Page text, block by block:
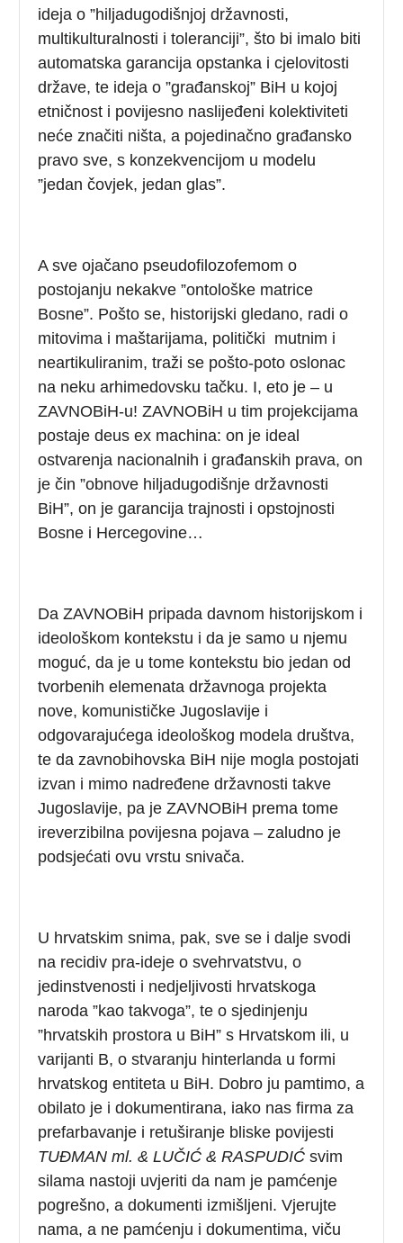
ideja o ”hiljadugodišnjoj državnosti,
multikulturalnosti i toleranciji”, što bi imalo biti
automatska garancija opstanka i cjelovitosti
države, te ideja o ”građanskoj” BiH u kojoj
etničnost i povijesno naslijeđeni kolektiviteti
neće značiti ništa, a pojedinačno građansko
pravo sve, s konzekvencijom u modelu
”jedan čovjek, jedan glas”.
A sve ojačano pseudofilozofemom o
postojanju nekakve ”ontološke matrice
Bosne”. Pošto se, historijski gledano, radi o
mitovima i maštarijama, politički mutnim i
neartikuliranim, traži se pošto-poto oslonac
na neku arhimedovsku tačku. I, eto je – u
ZAVNOBiH-u! ZAVNOBiH u tim projekcijama
postaje deus ex machina: on je ideal
ostvarenja nacionalnih i građanskih prava, on
je čin ”obnove hiljadugodišnje državnosti
BiH”, on je garancija trajnosti i opstojnosti
Bosne i Hercegovine…
Da ZAVNOBiH pripada davnom historijskom i
ideološkom kontekstu i da je samo u njemu
moguć, da je u tome kontekstu bio jedan od
tvorbenih elemenata državnoga projekta
nove, komunističke Jugoslavije i
odgovarajućega ideološkog modela društva,
te da zavnobihovska BiH nije mogla postojati
izvan i mimo nadređene državnosti takve
Jugoslavije, pa je ZAVNOBiH prema tome
ireverzibilna povijesna pojava – zaludno je
podsjećati ovu vrstu snivača.
U hrvatskim snima, pak, sve se i dalje svodi
na recidiv pra-ideje o svehrvatstvu, o
jedinstvenosti i nedjeljivosti hrvatskoga
naroda ”kao takvoga”, te o sjedinjenju
”hrvatskih prostora u BiH” s Hrvatskom ili, u
varijanti B, o stvaranju hinterlanda u formi
hrvatskog entiteta u BiH. Dobro ju pamtimo, a
obilato je i dokumentirana, iako nas firma za
prefarbavanje i retuširanje bliske povijesti
TUĐMAN ml. & LUČIĆ & RASPUDIĆ svim
silama nastoji uvjeriti da nam je pamćenje
pogrešno, a dokumenti izmišljeni. Vjerujte
nama, a ne pamćenju i dokumentima, viču